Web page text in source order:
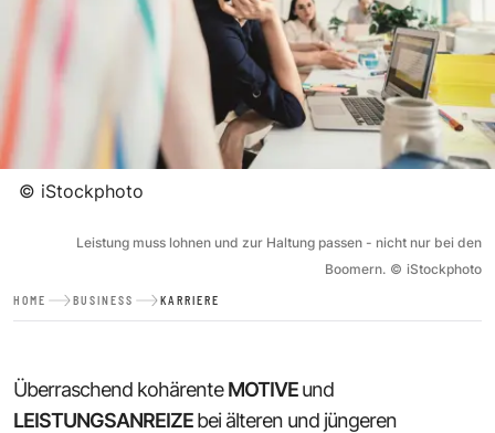
© iStockphoto
Leistung muss lohnen und zur Haltung passen - nicht nur bei den
Boomern. © iStockphoto
HOME BUSINESS KARRIERE
Überraschend kohärenteMOTIVEund
LEISTUNGSANREIZEbei älteren und jüngeren